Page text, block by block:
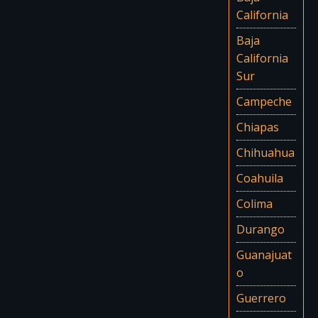
California
Baja
California
Sur
Campeche
Chiapas
Chihuahua
Coahuila
Colima
Durango
Guanajuat
o
Guerrero